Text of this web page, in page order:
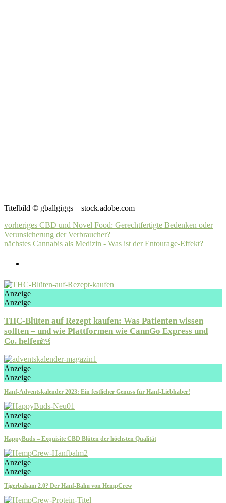
Titelbild © gballgiggs – stock.adobe.com
vorheriges CBD und Novel Food: Gerechtfertigte Bedenken oder
Verunsicherung der Verbraucher?
nächstes Cannabis als Medizin - Was ist der Entourage-Effekt?
Anzeige
Anzeige
THC-Blüten auf Rezept kaufen: Was Patienten wissen
sollten – und wie Plattformen wie CannGo Express und
Co. helfen￼
Anzeige
Anzeige
Hanf-Adventskalender 2023: Ein festlicher Genuss für Hanf-Liebhaber!
Anzeige
Anzeige
HappyBuds – Exquisite CBD Blüten der höchsten Qualität
Anzeige
Anzeige
Tigerbalsam 2.0? Der Hanf-Balm von HempCrew